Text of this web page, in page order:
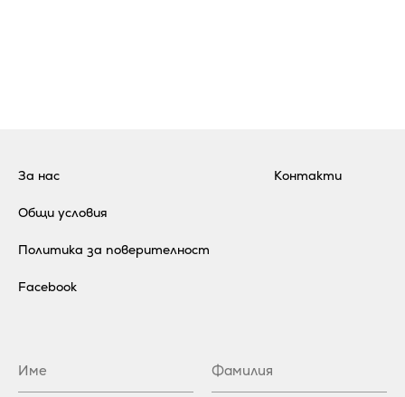
За нас
Общи условия
Политика за поверителност
Контакти
Facebook